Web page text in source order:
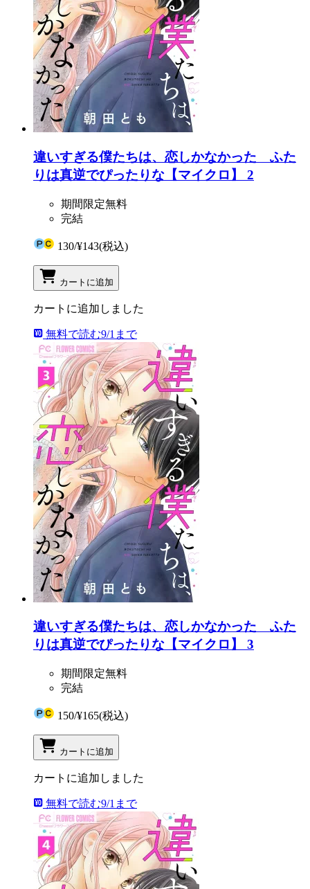
違いすぎる僕たちは、恋しかなかった ふた
りは真逆でぴったりな【マイクロ】 2
期間限定無料
完結
130/¥143(税込)
カートに追加
カートに追加しました
無料で読む9/1まで
違いすぎる僕たちは、恋しかなかった ふた
りは真逆でぴったりな【マイクロ】 3
期間限定無料
完結
150/¥165(税込)
カートに追加
カートに追加しました
無料で読む9/1まで